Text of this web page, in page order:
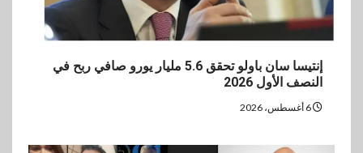
إنتيسا سان باولو تحقق 5.6 مليار يورو صافي ربح في
النصف الأول 2026